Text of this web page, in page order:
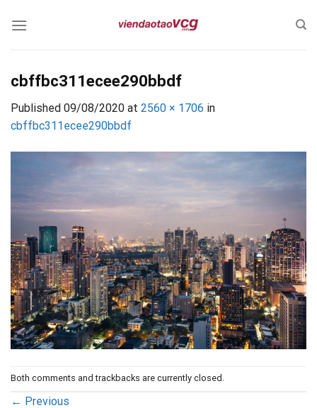
cbffbc311ecee290bbdf
Published 09/08/2020 at 2560 × 1706 in
cbffbc311ecee290bbdf
Both comments and trackbacks are currently closed.
← Previous